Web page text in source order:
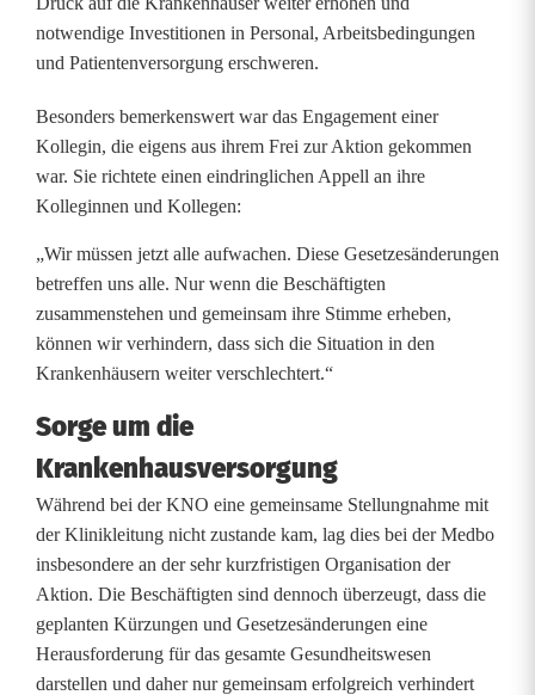
d
e
n
g
e
g
e
n
K
ü
r
z
u
n
g
notwendige Investitionen in Personal, Arbeitsbedingungen
und Patientenversorgung erschweren.
Besonders bemerkenswert war das Engagement einer
Kollegin, die eigens aus ihrem Frei zur Aktion gekommen
war. Sie richtete einen eindringlichen Appell an ihre
Kolleginnen und Kollegen:
„Wir müssen jetzt alle aufwachen. Diese Gesetzesänderungen
betreffen uns alle. Nur wenn die Beschäftigten
zusammenstehen und gemeinsam ihre Stimme erheben,
können wir verhindern, dass sich die Situation in den
Krankenhäusern weiter verschlechtert.“
Sorge um die
Krankenhausversorgung
Während bei der KNO eine gemeinsame Stellungnahme mit
der Klinikleitung nicht zustande kam, lag dies bei der Medbo
insbesondere an der sehr kurzfristigen Organisation der
Aktion. Die Beschäftigten sind dennoch überzeugt, dass die
geplanten Kürzungen und Gesetzesänderungen eine
Herausforderung für das gesamte Gesundheitswesen
darstellen und daher nur gemeinsam erfolgreich verhindert